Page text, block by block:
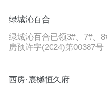
绿城沁百合
绿城沁百合已领3#、7#、
房预许字(2024)第00387号
西房·宸樾恒久府